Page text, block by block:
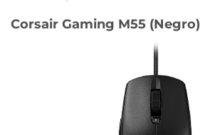
Corsair Gaming M55 (Negro)